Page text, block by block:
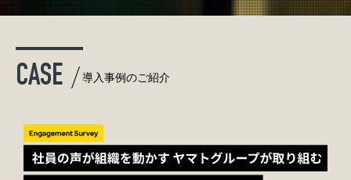
CASE 導入事例のご紹介